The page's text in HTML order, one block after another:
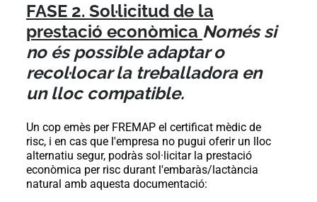
FASE 2. Sol·licitud de la
prestació econòmica Només si
no és possible adaptar o
recol·locar la treballadora en
un lloc compatible.
Un cop emès per FREMAP el certificat mèdic de
risc, i en cas que l'empresa no pugui oferir un lloc
alternatiu segur, podràs sol·licitar la prestació
econòmica per risc durant l'embaràs/lactància
natural amb aquesta documentació: